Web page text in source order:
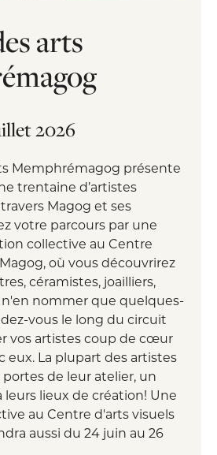
arts
2026
Memphrémagog présente
trentaine d’artistes
Magog et ses
votre parcours par une
collective au Centre
où vous découvrirez
céramistes, joailliers,
nommer que quelques-
vous le long du circuit
vos artistes coup de cœur
eux. La plupart des artistes
de leur atelier, un
leurs lieux de création! Une
au Centre d'arts visuels
aussi du 24 juin au 26